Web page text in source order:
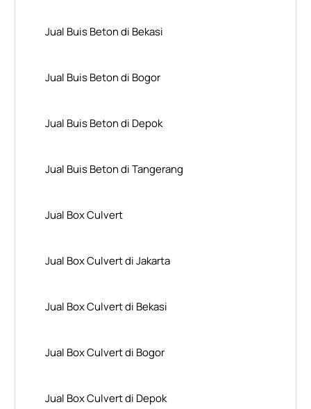
Jual Buis Beton di Bekasi
Jual Buis Beton di Bogor
Jual Buis Beton di Depok
Jual Buis Beton di Tangerang
Jual Box Culvert
Jual Box Culvert di Jakarta
Jual Box Culvert di Bekasi
Jual Box Culvert di Bogor
Jual Box Culvert di Depok